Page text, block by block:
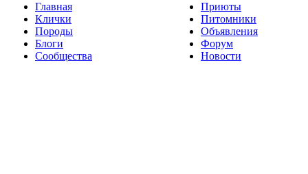
Главная
Клички
Породы
Блоги
Сообщества
Приюты
Питомники
Объявления
Форум
Новости